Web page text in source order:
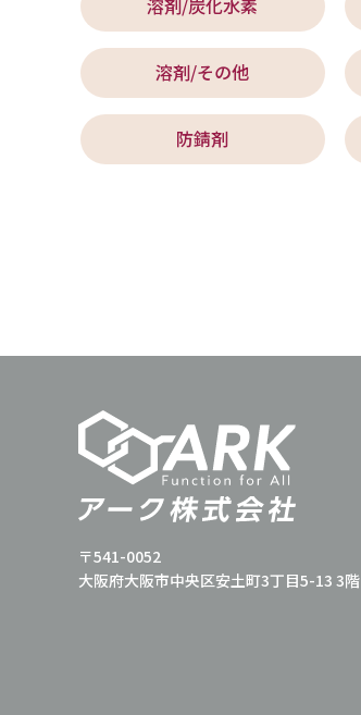
溶剤/炭化水素
溶剤/その他
防錆剤
〒541-0052
大阪府大阪市中央区安土町3丁目5-13 3階